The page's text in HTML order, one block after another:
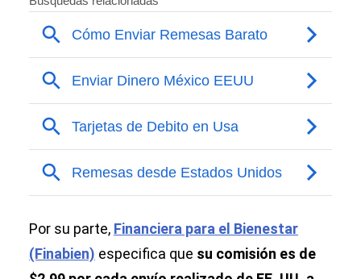
Por su parte, Financiera para el Bienestar
(Finabien) especifica que su comisión es de